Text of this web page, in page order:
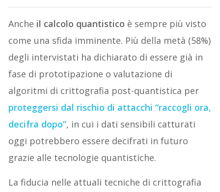
Anche il calcolo quantistico è sempre più visto
come una sfida imminente. Più della metà (58%)
degli intervistati ha dichiarato di essere già in
fase di prototipazione o valutazione di
algoritmi di crittografia post-quantistica per
proteggersi dal rischio di attacchi “raccogli ora,
decifra dopo”, in cui i dati sensibili catturati
oggi potrebbero essere decifrati in futuro
grazie alle tecnologie quantistiche.
La fiducia nelle attuali tecniche di crittografia